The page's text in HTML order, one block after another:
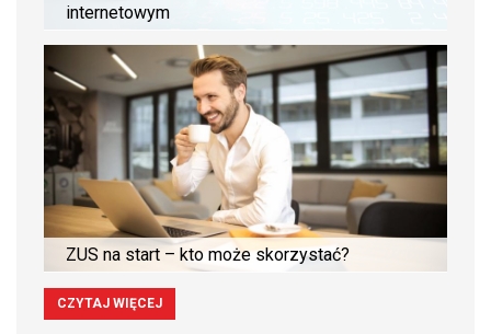
internetowym
ZUS na start – kto może skorzystać?
CZYTAJ WIĘCEJ